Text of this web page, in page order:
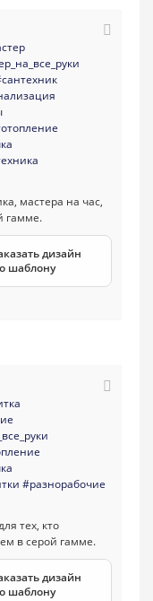
дизайн
шаблону
#разнорабочие
дизайн
шаблону